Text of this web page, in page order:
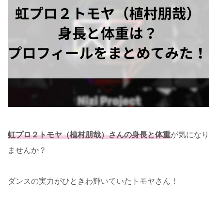
虹プロ２トモヤ（植村朋哉）さんの身長と体重が気になり
ませんか？
ダンスの実力がひときわ輝いていたトモヤさん！